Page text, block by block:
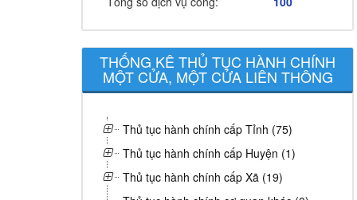
THỐNG KÊ THỦ TỤC HÀNH CHÍNH
MỘT CỬA, MỘT CỬA LIÊN THÔNG
Thủ tục hành chính cấp Tỉnh (75)
Thủ tục hành chính cấp Huyện (1)
Thủ tục hành chính cấp Xã (19)